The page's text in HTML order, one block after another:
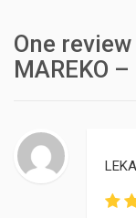
One review
MAREKO
LEKA